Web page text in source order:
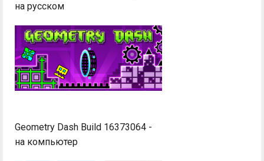
на русском
Geometry Dash Build 16373064 -
на компьютер